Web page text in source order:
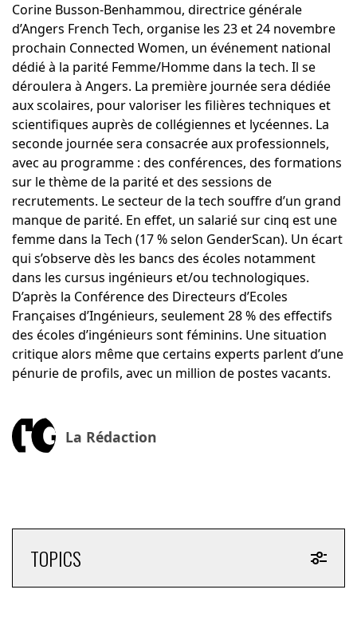
Corine Busson-Benhammou, directrice générale
d’Angers French Tech, organise les 23 et 24 novembre
prochain Connected Women, un événement national
dédié à la parité Femme/Homme dans la tech. Il se
déroulera à Angers. La première journée sera dédiée
aux scolaires, pour valoriser les filières techniques et
scientifiques auprès de collégiennes et lycéennes. La
seconde journée sera consacrée aux professionnels,
avec au programme : des conférences, des formations
sur le thème de la parité et des sessions de
recrutements. Le secteur de la tech souffre d’un grand
manque de parité. En effet, un salarié sur cinq est une
femme dans la Tech (17 % selon GenderScan). Un écart
qui s’observe dès les bancs des écoles notamment
dans les cursus ingénieurs et/ou technologiques.
D’après la Conférence des Directeurs d’Ecoles
Françaises d’Ingénieurs, seulement 28 % des effectifs
des écoles d’ingénieurs sont féminins. Une situation
critique alors même que certains experts parlent d’une
pénurie de profils, avec un million de postes vacants.
La Rédaction
TOPICS